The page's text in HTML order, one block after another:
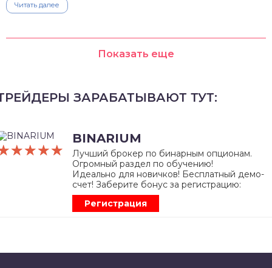
Читать далее
Показать еще
ЗАРАБАТЫВАЮТ ТУТ:
BINARIUM
Лучший брокер по бинарным опционам.
Огромный раздел по обучению!
Идеально для новичков! Бесплатный демо-
счет! Заберите бонус за регистрацию:
Регистрация